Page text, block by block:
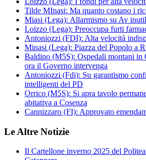
Tilde MInasi: Ma quanto costano i
Miasi (Lega): Allarmismo su Av
Loizzo (Lega): Preoccupa furti
Antoniozzi (FDI): Alta velocità
Minasi (Lega): Piazza del Popolo a
Baldino (M5S): Ospedali montani in
ora il Governo intervenga
Antoniozzi (Fdi): Su garantismo
intelligenti del PD
Orrico (M5S): Si apra tavolo
abitativa a Cosenza
Cannizzaro (FI): Approvato
Le Altre Notizie
Il Cartellone inverno 2025 del